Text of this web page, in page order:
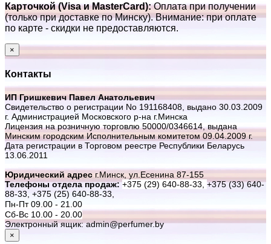
Карточкой (Visa и MasterCard):Оплата при получении
(только при доставке по Минску). Внимание: при оплате
по карте - скидки не предоставляются.
×
Контакты
ИП Гришкевич Павел Анатольевич
Свидетельство о регистрации No 191168408, выдано 30.03.2009
г. Администрацией Московского р-на г.Минска
Лицензия на розничную торговлю 50000/0346614, выдана
Минским городским Исполнительным комитетом 09.04.2009 г.
Дата регистрации в Торговом реестре Республики Беларусь
13.06.2011
Юридический адрес г.Минск, ул.Есенина 87-155
Телефоны отдела продаж:+375 (29) 640-88-33, +375 (33) 640-
88-33, +375 (25) 640-88-33,
Пн-Пт 09.00 - 21.00
Сб-Вс 10.00 - 20.00
Электронный ящик: admin@perfumer.by
×